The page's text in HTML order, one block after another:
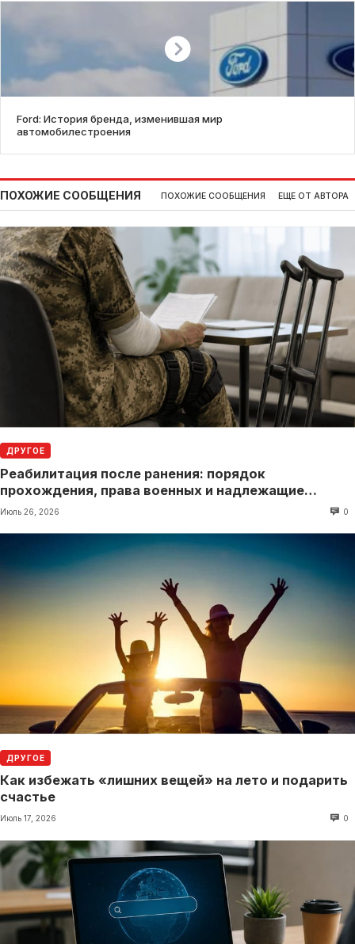
Ford: История бренда, изменившая мир
автомобилестроения
ПОХОЖИЕ СООБЩЕНИЯ ПОХОЖИЕ СООБЩЕНИЯ ЕЩЕ ОТ АВТОРА
ДРУГОЕ
Реабилитация после ранения: порядок
прохождения, права военных и надлежащие
выплаты
Июль 26, 2026 0
ДРУГОЕ
Как избежать «лишних вещей» на лето и подарить
счастье
Июль 17, 2026 0